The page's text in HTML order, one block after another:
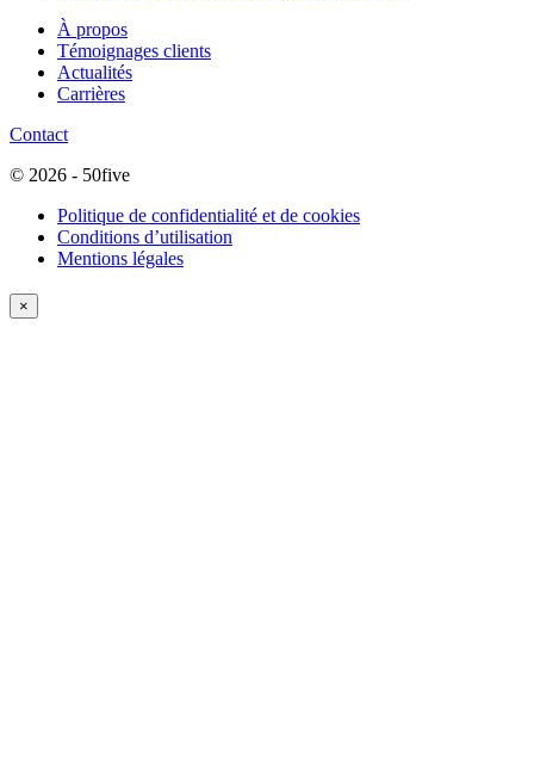
À propos
Témoignages clients
Actualités
Carrières
Contact
© 2026 - 50five
Politique de confidentialité et de cookies
Conditions d’utilisation
Mentions légales
×